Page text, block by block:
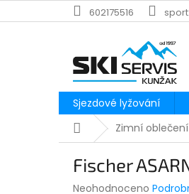
na
602175516
Sjezdové lyžování
DomůZimní oblečení
Fischer
Průměrné
Neohodnoceno